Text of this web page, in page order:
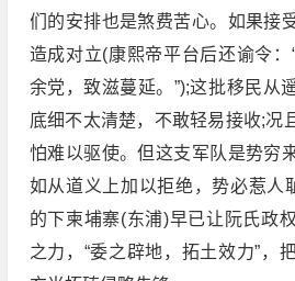
们的安排也是煞费苦心。如果接
造成对立(康熙帝平台后还谕令
余党，致滋蔓延。”);这批移民从
底细不太清楚，不敢轻易接收;况
怕难以驱使。但这支军队是势穷
如从道义上加以拒绝，势必惹人
的下柬埔寨(东浦)早已让阮氏政
之力，“委之辟地，拓土效力”，